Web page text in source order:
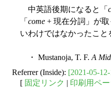
中英語後期になると「
「 come + 現在分詞」が
いわけではなかったこと
・ Mustanoja, T. F. A
Referrer (Inside): [2021-05-
[ 固定リンク | 印刷用ペ